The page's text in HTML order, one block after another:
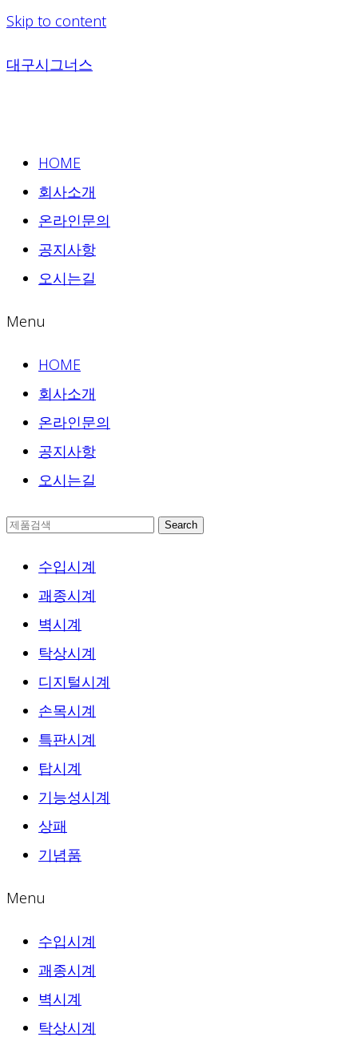
Skip to content
대구시그너스
HOME
회사소개
온라인문의
공지사항
오시는길
Menu
HOME
회사소개
온라인문의
공지사항
오시는길
Search
수입시계
괘종시계
벽시계
탁상시계
디지털시계
손목시계
특판시계
탑시계
기능성시계
상패
기념품
Menu
수입시계
괘종시계
벽시계
탁상시계